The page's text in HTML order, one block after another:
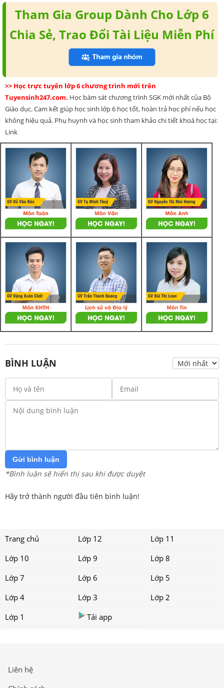
Tham Gia Group Dành Cho Lớp 6
Chia Sẻ, Trao Đổi Tài Liệu Miễn Phí
>> Học trực tuyến lớp 6 chương trình mới trên
Tuyensinh247.com. Học bám sát chương trình SGK mới nhất của Bộ
Giáo dục. Cam kết giúp học sinh lớp 6 học tốt, hoàn trả học phí nếu học
không hiệu quả. Phụ huynh và học sinh tham khảo chi tiết khoá học tại:
Link
BÌNH LUẬN
Gửi bình luận
*Bình luận sẽ hiển thị sau khi được duyệt
Hãy trở thành người đầu tiên bình luận!
Trang chủ Lớp 12
Lớp 11
Lớp 10
Lớp 9
Lớp 8
Lớp 7
Lớp 6
Lớp 5
Lớp 4
Lớp 3
Lớp 2
Lớp 1
Tải app
Liên hệ